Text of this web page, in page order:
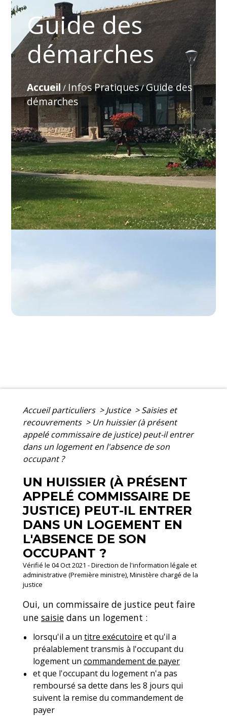
Guide des
démarches
Accueil / Infos Pratiques/Guide des
démarches
Accueil particuliers > Justice > Saisies et
recouvrements > Un huissier (à présent
appelé commissaire de justice) peut-il entrer
dans un logement en l'absence de son
occupant ?
UN HUISSIER (À PRÉSENT
APPELÉ COMMISSAIRE DE
JUSTICE) PEUT-IL ENTRER
DANS UN LOGEMENT EN
L'ABSENCE DE SON
OCCUPANT ?
Vérifié le 04 Oct 2021 - Direction de l'information légale et
administrative (Première ministre), Ministère chargé de la
justice
Oui, un commissaire de justice peut faire
une saisie dans un logement :
lorsqu'il a un titre exécutoire et qu'il a
préalablement transmis à l'occupant du
logement un commandement de payer
et que l'occupant du logement n'a pas
remboursé sa dette dans les 8 jours qui
suivent la remise du commandement de
payer